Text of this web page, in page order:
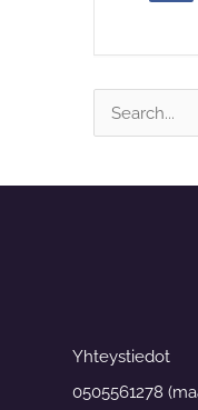
Search
Yhteystiedot
0505561278